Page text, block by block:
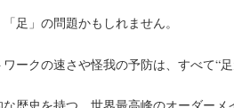
足」の問題かもしれません。
ークの速さや怪我の予防は、すべて“足